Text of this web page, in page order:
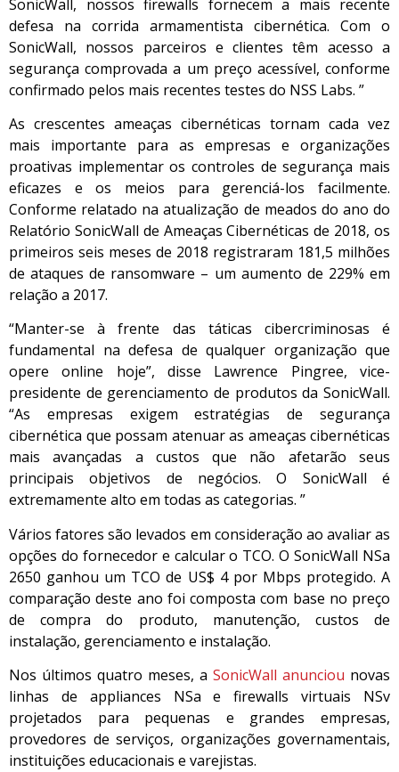
SonicWall, nossos firewalls fornecem a mais recente
defesa na corrida armamentista cibernética. Com o
SonicWall, nossos parceiros e clientes têm acesso a
segurança comprovada a um preço acessível, conforme
confirmado pelos mais recentes testes do NSS Labs. ”
As crescentes ameaças cibernéticas tornam cada vez
mais importante para as empresas e organizações
proativas implementar os controles de segurança mais
eficazes e os meios para gerenciá-los facilmente.
Conforme relatado na atualização de meados do ano do
Relatório SonicWall de Ameaças Cibernéticas de 2018, os
primeiros seis meses de 2018 registraram 181,5 milhões
de ataques de ransomware – um aumento de 229% em
relação a 2017.
“Manter-se à frente das táticas cibercriminosas é
fundamental na defesa de qualquer organização que
opere online hoje”, disse Lawrence Pingree, vice-
presidente de gerenciamento de produtos da SonicWall.
“As empresas exigem estratégias de segurança
cibernética que possam atenuar as ameaças cibernéticas
mais avançadas a custos que não afetarão seus
principais objetivos de negócios. O SonicWall é
extremamente alto em todas as categorias. ”
Vários fatores são levados em consideração ao avaliar as
opções do fornecedor e calcular o TCO. O SonicWall NSa
2650 ganhou um TCO de US$ 4 por Mbps protegido. A
comparação deste ano foi composta com base no preço
de compra do produto, manutenção, custos de
instalação, gerenciamento e instalação.
Nos últimos quatro meses, a SonicWall anunciou novas
linhas de appliances NSa e firewalls virtuais NSv
projetados para pequenas e grandes empresas,
provedores de serviços, organizações governamentais,
instituições educacionais e varejistas.